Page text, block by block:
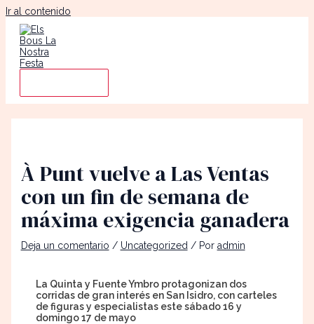
Ir al contenido
À Punt vuelve a Las Ventas
con un fin de semana de
máxima exigencia ganadera
Deja un comentario / Uncategorized / Por admin
La Quinta y Fuente Ymbro protagonizan dos
corridas de gran interés en San Isidro, con carteles
de figuras y especialistas este sábado 16 y
domingo 17 de mayo